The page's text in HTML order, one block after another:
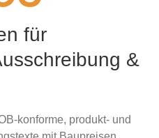
für
&
konforme, produkt- und